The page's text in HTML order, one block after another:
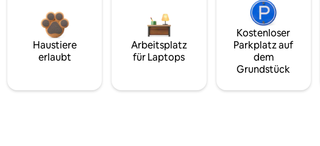
Haustiere
erlaubt
Arbeitsplatz
für Laptops
Kostenloser
Parkplatz auf
dem
Grundstück